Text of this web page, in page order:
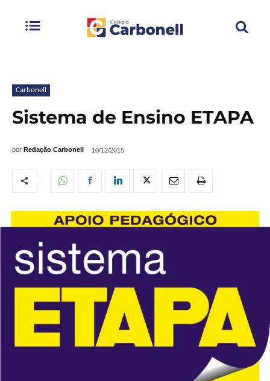
Carbonell
Sistema de Ensino ETAPA
por Redação Carbonell 10/12/2015